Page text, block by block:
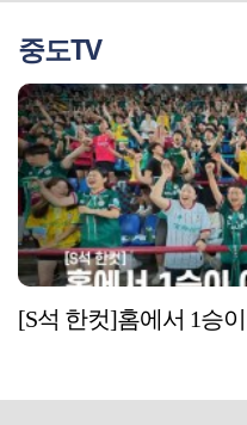
중도TV
[S석 한컷]홈에서 1승